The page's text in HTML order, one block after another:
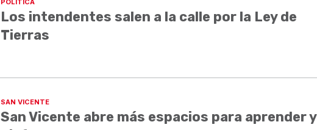
Los intendentes salen a la calle por la Ley de
Tierras
SAN VICENTE
San Vicente abre más espacios para aprender y